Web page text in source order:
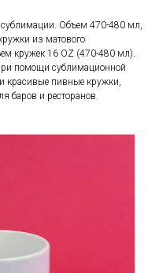
Объем 470-480 мл,
из матового
кружек 16 OZ (470-480 мл).
помощи сублимационной
красивые пивные кружки,
баров и ресторанов.